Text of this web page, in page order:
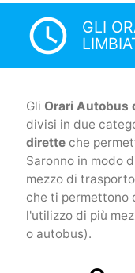
access_time
GLI
Gli Orari Autobus
divisi in due
diretteche
Saronno in modo
mezzo di
che ti permettono
l'utilizzo di più
o autobus).